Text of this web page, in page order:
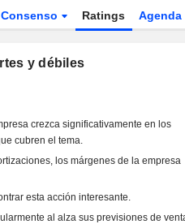
Consenso Ratings Agenda
y débiles
crezca significativamente en los
cubren el tema.
los márgenes de la empresa
esta acción interesante.
al alza sus previsiones de